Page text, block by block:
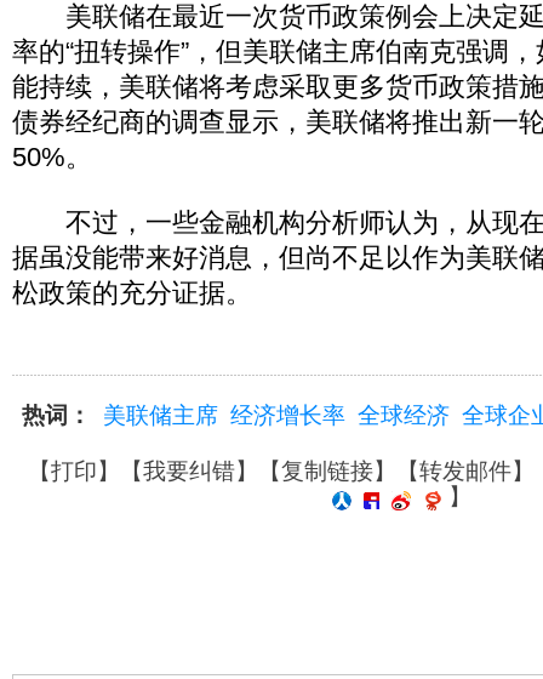
美联储在最近一次货币政策例会上决定
率的“扭转操作”，但美联储主席伯南克强调
能持续，美联储将考虑采取更多货币政策措
债券经纪商的调查显示，美联储将推出新一
50%。
不过，一些金融机构分析师认为，从现
据虽没能带来好消息，但尚不足以作为美联
松政策的充分证据。
热词： 美联储主席 经济增长率 全球经济 全球企
【打印】【我要纠错】【复制链接】【转发邮件】
】